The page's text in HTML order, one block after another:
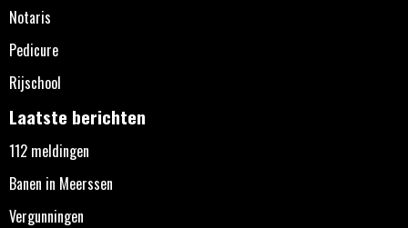
Notaris
Pedicure
Rijschool
Laatste berichten
112 meldingen
Banen in Meerssen
Vergunningen